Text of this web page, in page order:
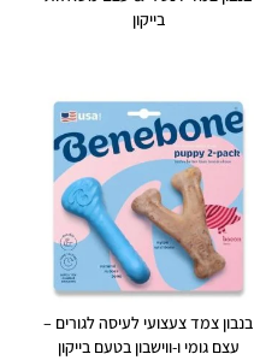
בייקון
בנבון צמד צעצועי לעיסה לגורים –
עצם גומי ו-ווישבון בטעם בייקון